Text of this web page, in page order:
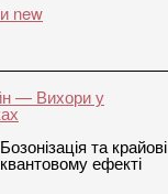
new
— Вихори у
та крайові
ефекті